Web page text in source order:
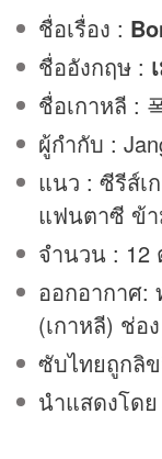
ชื่อเรื่อง :
ชื่ออังกฤษ :
ชื่อเกาหลี :
ผู้กำกับ :
แนว : ซีรีส์เ
แฟนตาซี ข้า
จำนวน : 12
ออกอากาศ:
(เกาหลี) ช่อ
ซับไทยถูกลิ
นำแสดงโด